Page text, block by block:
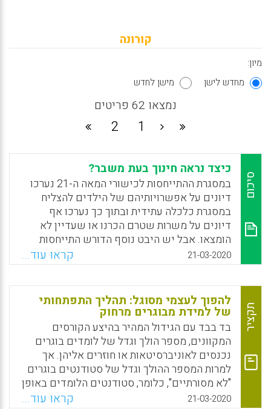
קורונה
מיון:
מחדש לישן
מישן לחדש
נמצאו 62 פריטים
1
2
סיכום
כיצד נראה חינוך בעת משבר?
במסגרת ההתייחסות לכישורי המאה ה-21 נערכו
דיונים על אפשרויותיהם של הילדים להצליח
במסגרת כלכלה עתידית ובתוך כך נערכו אף
דיונים על משרות שטרם הכרנו או שעדיין לא
הומצאו. אבל יש היבט נוסף הדורש התייחסות
וממעטים לדון בו: חינוך בעיתות משבר. בתקופות
משבריות, לאופן שבו המידע מופק ונצרך יש
השפעה עצומה על החברה והכלכלה, ותפקידו
המשמעותי של החינוך הוא להבטיח שצרכני
המידע יוכלו להבינו ולפרשו במדויק. במילים
אחרות, ובאופן כללי יותר, מטרתו של ה"חינוך
משברי" היא לבחון כיצד הוא מסוגל להתמודד עם
הידע, עם המיומנויות ועם ההנחות הנדרשות
לאנשים בתקופות של ערעור.
WhatsApp
Facebook
Email
X
21-03-2020 קראו עוד...
תקציר
להפוך לעצמי מסוגל: תהליך התפתחותי
של למידת מבוגרים מרחוק
בד בבד עם הגידול המהיר בהיצע הקורסים
המקוונים, מספר הולך וגדל של לומדים בוגרים
נכנסים לאוניברסיטאות או חוזרים אליהן. אך
למרות המספר ההולך וגדל של סטודנטים בוגרים
"לא מסורתיים", כלומר, סטודנטים הלומדים באופן
מקוון, מעט ידוע על התהליכים הדינמיים של
21-03-2020 קראו עוד...